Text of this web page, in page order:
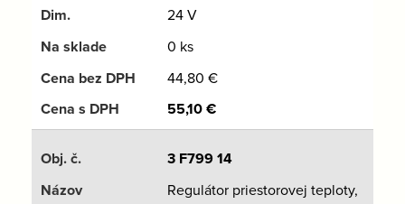
24 V
0 ks
44,80 €
55,10€
3 F799 14
Regulátor priestorovej teploty,